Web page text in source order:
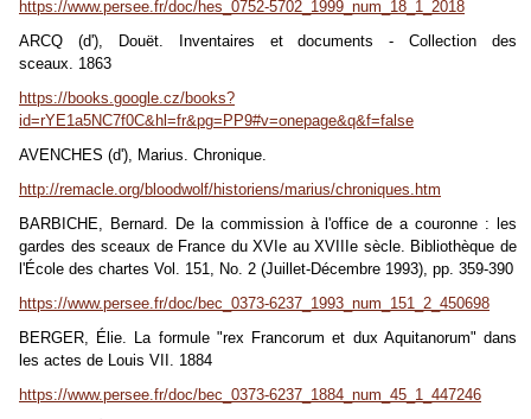
https://www.persee.fr/doc/hes_0752-5702_1999_num_18_1_2018
ARCQ (d'), Douët. Inventaires et documents - Collection des
sceaux. 1863
https://books.google.cz/books?
id=rYE1a5NC7f0C&hl=fr&pg=PP9#v=onepage&q&f=false
AVENCHES (d'), Marius. Chronique.
http://remacle.org/bloodwolf/historiens/marius/chroniques.htm
BARBICHE, Bernard. De la commission à l'office de a couronne : les
gardes des sceaux de France du XVIe au XVIIIe sècle. Bibliothèque de
l'École des chartes Vol. 151, No. 2 (Juillet-Décembre 1993), pp. 359-390
https://www.persee.fr/doc/bec_0373-6237_1993_num_151_2_450698
BERGER, Élie. La formule "rex Francorum et dux Aquitanorum" dans
les actes de Louis VII. 1884
https://www.persee.fr/doc/bec_0373-6237_1884_num_45_1_447246